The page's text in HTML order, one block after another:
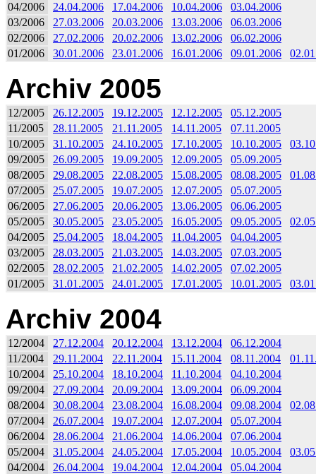
04/2006
24.04.2006 17.04.2006 10.04.2006
03.04.2006
03/2006
27.03.2006 20.03.2006 13.03.2006
06.03.2006
02/2006
27.02.2006 20.02.2006 13.02.2006
06.02.2006
01/2006
30.01.2006 23.01.2006 16.01.2006 09.01.2006
Archiv 2005
12/2005 26.12.2005 19.12.2005 12.12.2005
05.12.2005
11/2005
28.11.2005 21.11.2005 14.11.2005
07.11.2005
10/2005
31.10.2005 24.10.2005 17.10.2005 10.10.2005
09/2005
26.09.2005 19.09.2005 12.09.2005
05.09.2005
08/2005
29.08.2005 22.08.2005 15.08.2005 08.08.2005
07/2005
25.07.2005 19.07.2005 12.07.2005
05.07.2005
06/2005
27.06.2005 20.06.2005 13.06.2005
06.06.2005
05/2005
30.05.2005 23.05.2005 16.05.2005 09.05.2005
04/2005
25.04.2005 18.04.2005 11.04.2005
04.04.2005
03/2005
28.03.2005 21.03.2005 14.03.2005
07.03.2005
02/2005
28.02.2005 21.02.2005 14.02.2005
07.02.2005
01/2005
31.01.2005 24.01.2005 17.01.2005 10.01.2005
Archiv 2004
12/2004 27.12.2004 20.12.2004 13.12.2004
06.12.2004
11/2004
29.11.2004 22.11.2004 15.11.2004 08.11.2004
10/2004
25.10.2004 18.10.2004 11.10.2004
04.10.2004
09/2004
27.09.2004 20.09.2004 13.09.2004
06.09.2004
08/2004
30.08.2004 23.08.2004 16.08.2004 09.08.2004
07/2004
26.07.2004 19.07.2004 12.07.2004
05.07.2004
06/2004
28.06.2004 21.06.2004 14.06.2004
07.06.2004
05/2004
31.05.2004 24.05.2004 17.05.2004 10.05.2004
04/2004
26.04.2004 19.04.2004 12.04.2004
05.04.2004